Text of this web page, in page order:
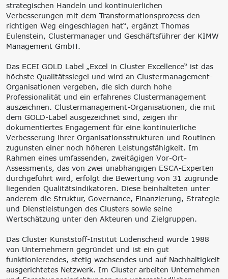
strategischen Handeln und kontinuierlichen
Verbesserungen mit dem Transformationsprozess den
richtigen Weg eingeschlagen hat“, ergänzt Thomas
Eulenstein, Clustermanager und Geschäftsführer der KIMW
Management GmbH.
Das ECEI GOLD Label „Excel in Cluster Excellence“ ist das
höchste Qualitätssiegel und wird an Clustermanagement-
Organisationen vergeben, die sich durch hohe
Professionalität und ein erfahrenes Clustermanagement
auszeichnen. Clustermanagement-Organisationen, die mit
dem GOLD-Label ausgezeichnet sind, zeigen ihr
dokumentiertes Engagement für eine kontinuierliche
Verbesserung ihrer Organisationsstrukturen und Routinen
zugunsten einer noch höheren Leistungsfähigkeit. Im
Rahmen eines umfassenden, zweitägigen Vor-Ort-
Assessments, das von zwei unabhängigen ESCA-Experten
durchgeführt wird, erfolgt die Bewertung von 31 zugrunde
liegenden Qualitätsindikatoren. Diese beinhalteten unter
anderem die Struktur, Governance, Finanzierung, Strategie
und Dienstleistungen des Clusters sowie seine
Wertschätzung unter den Akteuren und Zielgruppen.
Das Cluster Kunststoff-Institut Lüdenscheid wurde 1988
von Unternehmern gegründet und ist ein gut
funktionierendes, stetig wachsendes und auf Nachhaltigkeit
ausgerichtetes Netzwerk. Im Cluster arbeiten Unternehmen